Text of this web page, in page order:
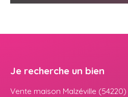
Je recherche un bien
Vente maison Malzéville (54220)